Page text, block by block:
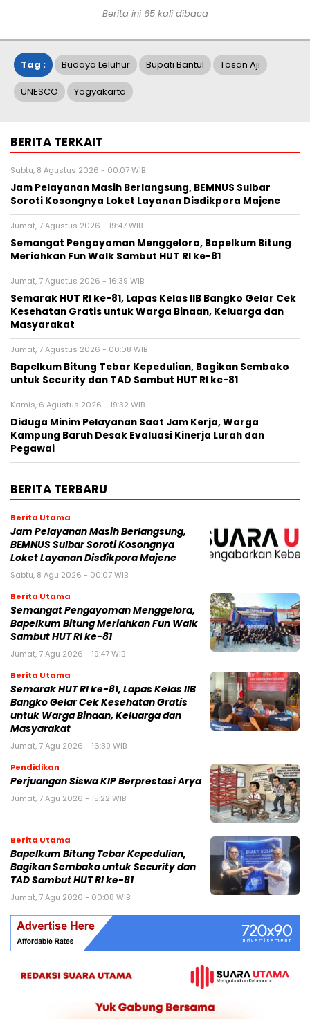
Berita ini 65kali dibaca
Tag : Budaya Leluhur Bupati Bantul Tosan Aji
UNESCO Yogyakarta
BERITA TERKAIT
Sabtu, 8 Agustus 2026 - 00:07 WIB
Jam Pelayanan Masih Berlangsung, BEMNUS Sulbar
Soroti Kosongnya Loket Layanan Disdikpora Majene
Jumat, 7 Agustus 2026 - 19:47 WIB
Semangat Pengayoman Menggelora, Bapelkum Bitung
Meriahkan Fun Walk Sambut HUT RI ke-81
Jumat, 7 Agustus 2026 - 16:39 WIB
Semarak HUT RI ke-81, Lapas Kelas IIB Bangko Gelar Cek
Kesehatan Gratis untuk Warga Binaan, Keluarga dan
Masyarakat
Jumat, 7 Agustus 2026 - 00:08 WIB
Bapelkum Bitung Tebar Kepedulian, Bagikan Sembako
untuk Security dan TAD Sambut HUT RI ke-81
Kamis, 6 Agustus 2026 - 19:32 WIB
Diduga Minim Pelayanan Saat Jam Kerja, Warga
Kampung Baruh Desak Evaluasi Kinerja Lurah dan
Pegawai
BERITA TERBARU
Berita Utama
Jam Pelayanan Masih Berlangsung,
BEMNUS Sulbar Soroti Kosongnya
Loket Layanan Disdikpora Majene
Sabtu, 8 Agu 2026 - 00:07 WIB
Berita Utama
Semangat Pengayoman Menggelora,
Bapelkum Bitung Meriahkan Fun Walk
Sambut HUT RI ke-81
Jumat, 7 Agu 2026 - 19:47 WIB
Berita Utama
Semarak HUT RI ke-81, Lapas Kelas IIB
Bangko Gelar Cek Kesehatan Gratis
untuk Warga Binaan, Keluarga dan
Masyarakat
Jumat, 7 Agu 2026 - 16:39 WIB
Pendidikan
Perjuangan Siswa KIP Berprestasi Arya
Jumat, 7 Agu 2026 - 15:22 WIB
Berita Utama
Bapelkum Bitung Tebar Kepedulian,
Bagikan Sembako untuk Security dan
TAD Sambut HUT RI ke-81
Jumat, 7 Agu 2026 - 00:08 WIB